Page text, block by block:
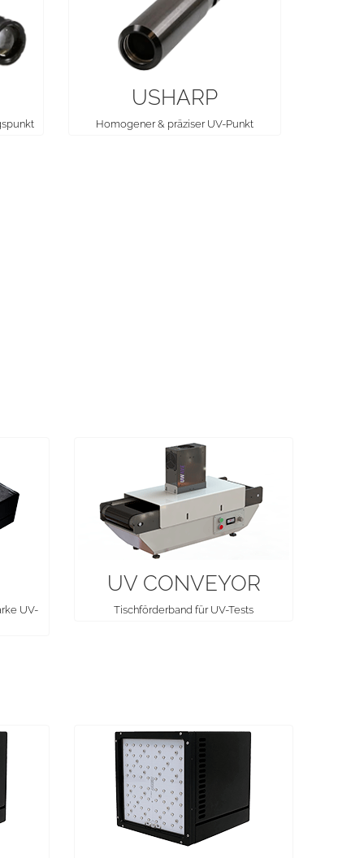
USHARP
Homogener & präziser UV-Punkt
UV-
UV CONVEYOR
Tischförderband für UV-Tests